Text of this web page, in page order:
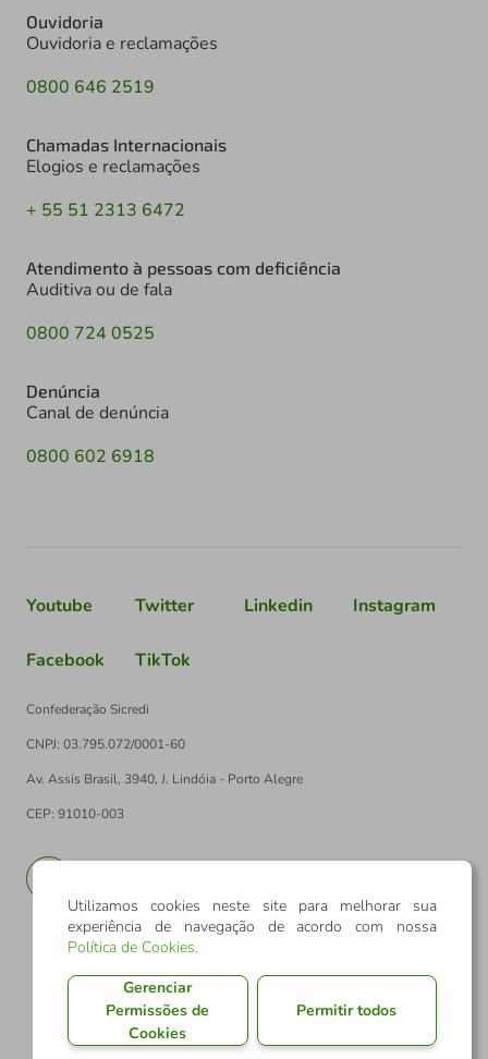
Ouvidoria
Ouvidoria e reclamações
0800 646 2519
Chamadas Internacionais
Elogios e reclamações
+ 55 51 2313 6472
Atendimento à pessoas com deficiência
Auditiva ou de fala
0800 724 0525
Denúncia
Canal de denúncia
0800 602 6918
Youtube Twitter Linkedin Instagram
Facebook TikTok
Confederação Sicredi
CNPJ: 03.795.072/0001-60
Av. Assis Brasil, 3940, J. Lindóia - Porto Alegre
CEP: 91010-003
Utilizamos cookies neste site para melhorar sua
experiência de navegação de acordo com nossa
Política de Cookies.
Gerenciar
Permissões de
Cookies
Permitir todos